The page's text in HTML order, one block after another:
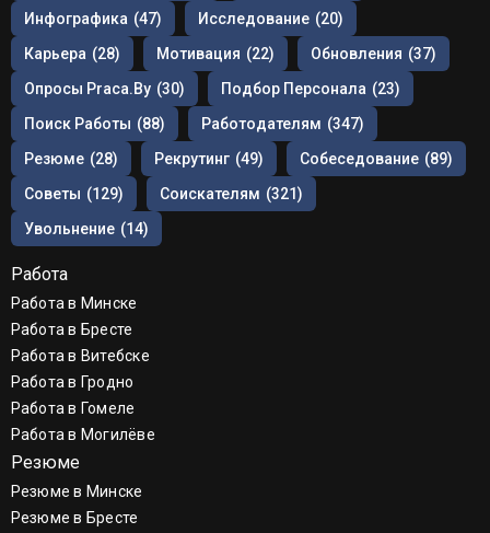
Инфографика (47) Исследование (20)
Карьера (28) Мотивация (22) Обновления (37)
Опросы Praca.by (30) Подбор Персонала (23)
Поиск Работы (88) Работодателям (347)
Резюме (28) Рекрутинг (49) Собеседование (89)
Советы (129) Соискателям (321)
Увольнение (14)
Работа
Работа в Минске
Работа в Бресте
Работа в Витебске
Работа в Гродно
Работа в Гомеле
Работа в Могилёве
Резюме
Резюме в Минске
Резюме в Бресте